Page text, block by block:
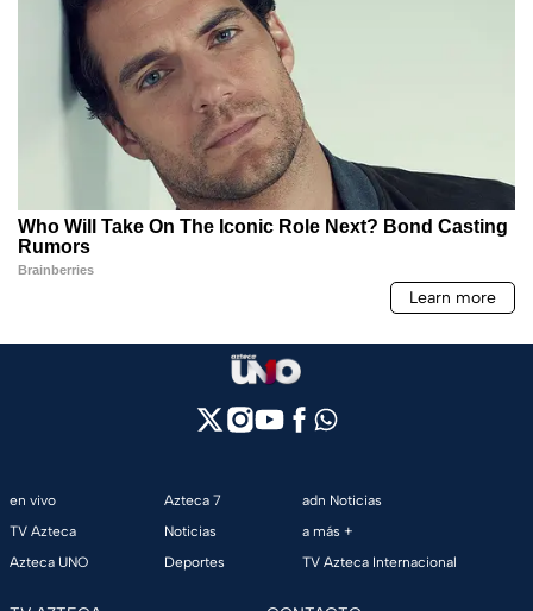
en vivo
TV Azteca
Azteca UNO
Azteca 7
Noticias
Deportes
adn Noticias
a más +
TV Azteca Internacional